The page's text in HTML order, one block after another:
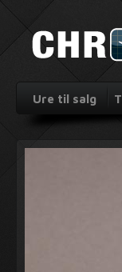
Ure til salg